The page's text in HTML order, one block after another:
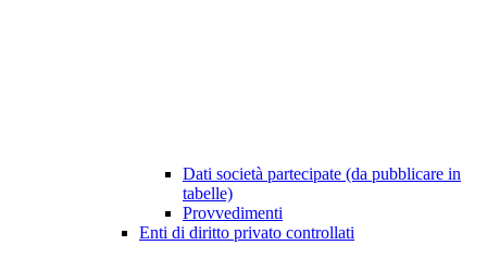
Dati società partecipate (da pubblicare in
tabelle)
Provvedimenti
Enti di diritto privato controllati